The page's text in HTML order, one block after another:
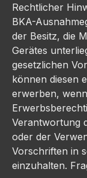
Rechtlicher
BKA-
der Besitz, die
Gerätes
gesetzlichen
können diesen
erwerben,
Verantwortung
oder der
Vorschriften in
einzuhalten.